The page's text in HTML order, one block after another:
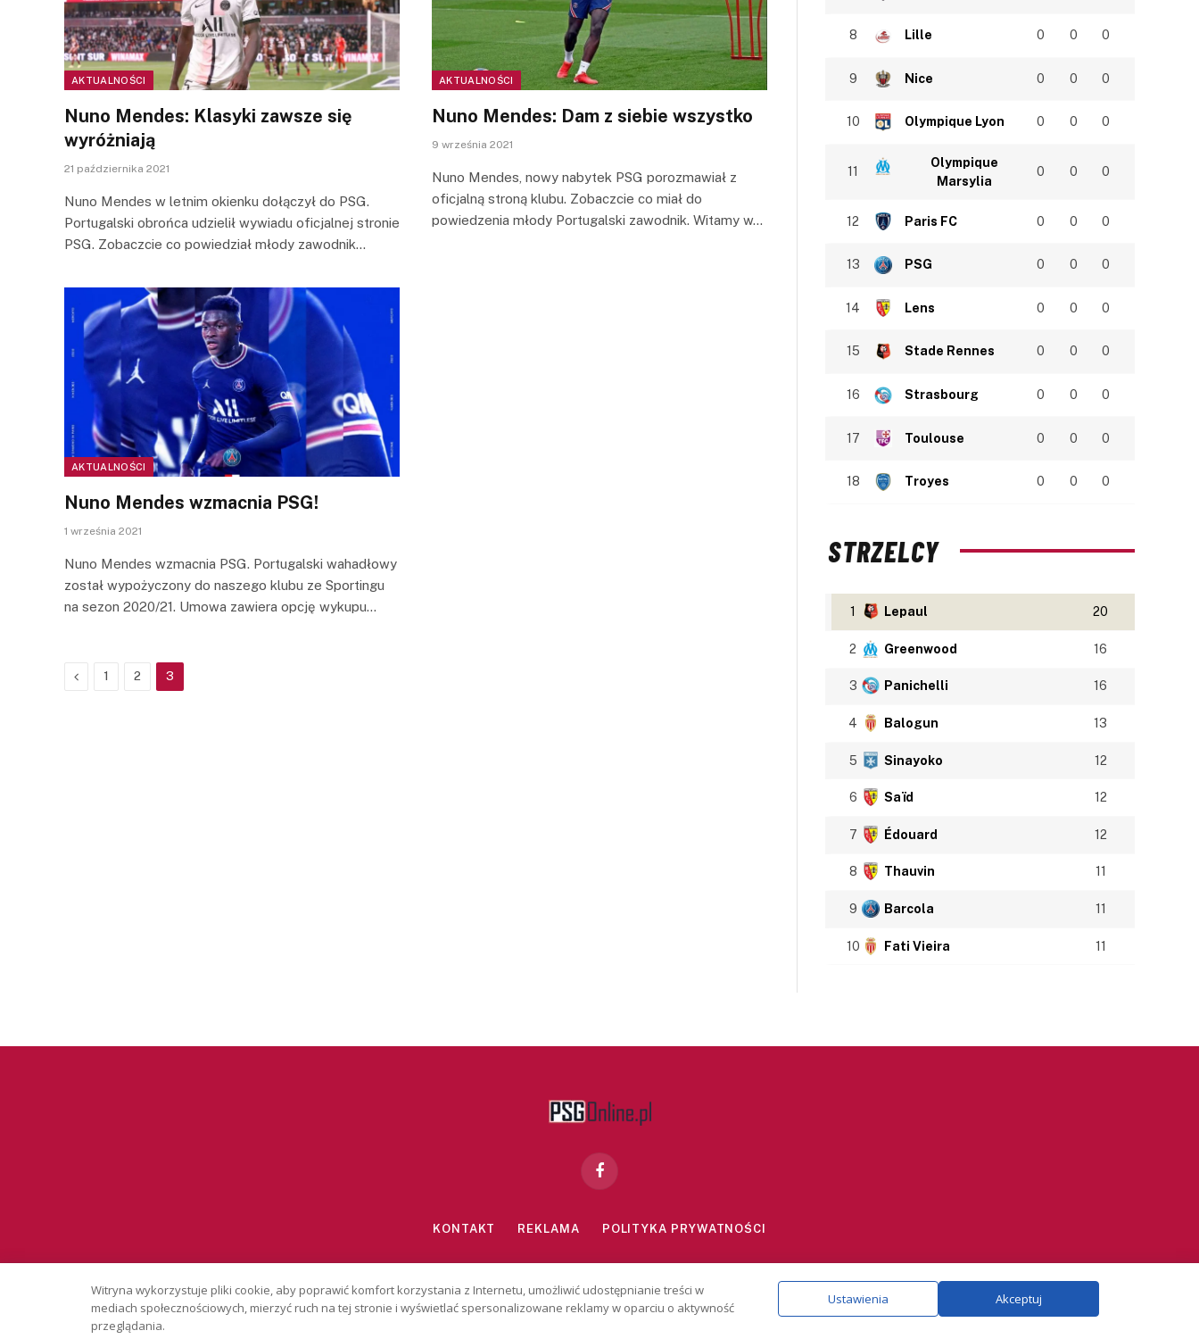
AKTUALNOŚCI
Nuno Mendes: Klasyki zawsze się
wyróżniają
21 października 2021
Nuno Mendes w letnim okienku dołączył do PSG.
Portugalski obrońca udzielił wywiadu oficjalnej stronie
PSG. Zobaczcie co powiedział młody zawodnik…
AKTUALNOŚCI
Nuno Mendes: Dam z siebie wszystko
9 września 2021
Nuno Mendes, nowy nabytek PSG porozmawiał z
oficjalną stroną klubu. Zobaczcie co miał do
powiedzenia młody Portugalski zawodnik. Witamy w…
AKTUALNOŚCI
Nuno Mendes wzmacnia PSG!
1 września 2021
Nuno Mendes wzmacnia PSG. Portugalski wahadłowy
został wypożyczony do naszego klubu ze Sportingu
na sezon 2020/21. Umowa zawiera opcję wykupu…
Previous
1 2 3
8 Lille 0 0 0
9 Nice 0 0 0
10 Olympique Lyon 0 0 0
11
Olympique
Marsylia
0 0 0
12 Paris FC 0 0 0
13 PSG 0 0 0
14 Lens 0 0 0
15 Stade Rennes 0 0 0
16 Strasbourg 0 0 0
17 Toulouse 0 0 0
18 Troyes 0 0 0
STRZELCY
1 Lepaul 20
2 Greenwood 16
3 Panichelli 16
4 Balogun 13
5 Sinayoko 12
6 Saïd 12
7 Édouard 12
8 Thauvin 11
9 Barcola 11
10 Fati Vieira 11
Facebook
KONTAKT REKLAMA POLITYKA PRYWATNOŚCI
Copyright © 2026 PSGonline.pl
Witryna wykorzystuje pliki cookie, aby poprawić komfort korzystania z Internetu, umożliwić udostępnianie treści w
mediach społecznościowych, mierzyć ruch na tej stronie i wyświetlać spersonalizowane reklamy w oparciu o aktywność
przeglądania.
Ustawienia Akceptuj